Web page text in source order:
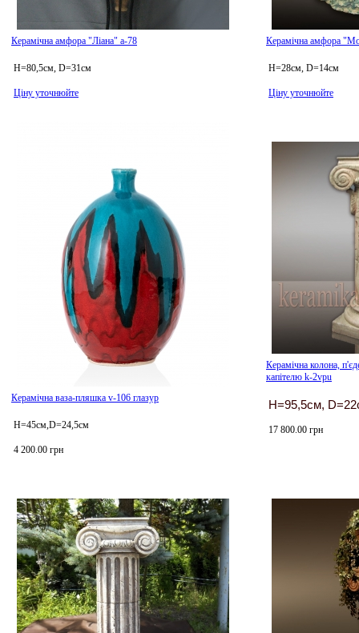
Керамічна амфора "Ліана" а-78
H=80,5см, D=31см
Ціну уточнюйте
Керамічна амфора
H=28см, D=14см
Ціну уточнюйте
Керамічна ваза-пляшка v-106 глазур
Н=45см,D=24,5см
4 200.00 грн
Керамічна колона,
капітелю k-2vpu
H=95,5см,
17 800.00 грн